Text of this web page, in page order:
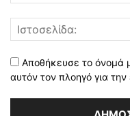
Αποθήκευσε το όνομά
αυτόν τον πλοηγό για